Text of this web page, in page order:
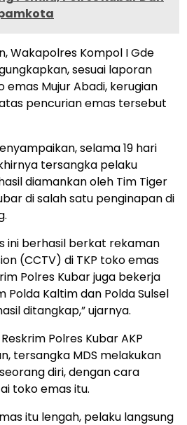
Wakapolres Kompol I Gde
sesuai laporan
emas Mujur Abadi, kerugian
pencurian emas tersebut
selama 19 hari
tersangka pelaku
diamankan oleh Tim Tiger
di salah satu penginapan di
ini berhasil berkat rekaman
(CCTV) di TKP toko emas
Polres Kubar juga bekerja
Polda Kaltim dan Polda Sulsel
ditangkap,” ujarnya.
Polres Kubar AKP
tersangka MDS melakukan
diri, dengan cara
toko emas itu.
itu lengah, pelaku langsung